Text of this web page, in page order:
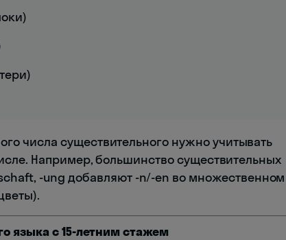
числа существительного нужно учитывать
Например, большинство существительных
-ung добавляют -n/-en во множественном
языка с 15-летним стажем